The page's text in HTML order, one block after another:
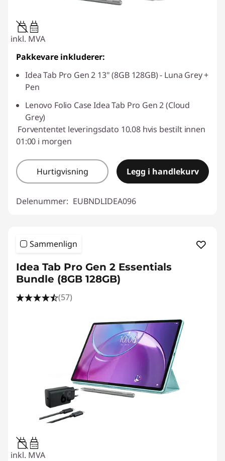
20W-60W
USB PD
inkl. MVA
Pakkevare inkluderer:
Idea Tab Pro Gen 2 13" (8GB 128GB) - Luna Grey +
Pen
Lenovo Folio Case Idea Tab Pro Gen 2 (Cloud
Grey)
Forvententet leveringsdato 10.08 hvis bestilt innen
01:00 i morgen
Hurtigvisning Legg i handlekurv
Delenummer: EUBNDLIDEA096
Sammenlign
Idea Tab Pro Gen 2 Essentials
Bundle (8GB 128GB)
(57)
20W-60W
USB PD
inkl. MVA